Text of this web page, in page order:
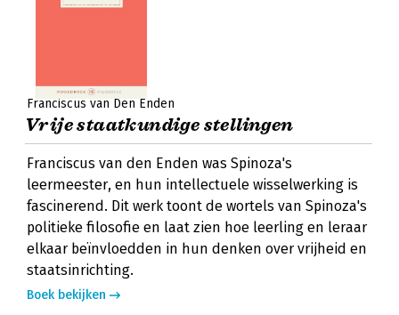
Franciscus van Den Enden
Vrije staatkundige stellingen
Franciscus van den Enden was Spinoza's
leermeester, en hun intellectuele wisselwerking is
fascinerend. Dit werk toont de wortels van Spinoza's
politieke filosofie en laat zien hoe leerling en leraar
elkaar beïnvloedden in hun denken over vrijheid en
staatsinrichting.
Boek bekijken